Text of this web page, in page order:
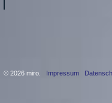
© 2026 miro. Impressum